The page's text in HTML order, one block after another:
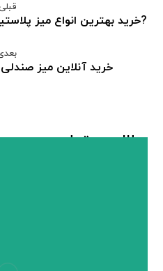
قبلی
?خرید بهترین انواع میز
خرید آنلاین میز
مطالب مرتبط ...